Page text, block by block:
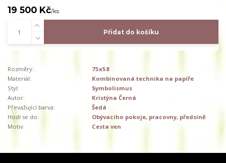
19 500 Kč/ks
Přidat do košíku
Rozměry:
75x58
Materiál:
Kombinovaná technika na papíře
Styl:
Symbolismus
Autor:
Kristýna Černá
Převažující barva:
Šedá
Hodí se do:
Obývacího pokoje, pracovny, předsíně
Motiv:
Cesta ven